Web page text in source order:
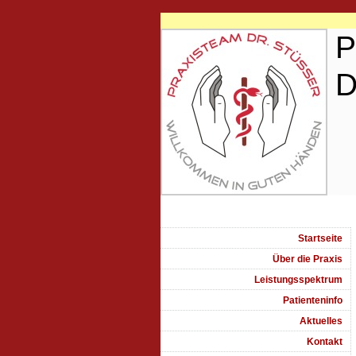
Dr.
Startseite
Über die Praxis
Leistungsspektrum
Patienteninfo
Aktuelles
Kontakt